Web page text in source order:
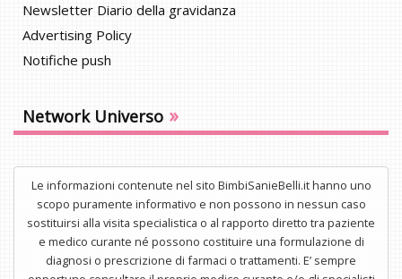
Newsletter Diario della gravidanza
Advertising Policy
Notifiche push
Network Universo »
Le informazioni contenute nel sito BimbiSanieBelli.it hanno uno
scopo puramente informativo e non possono in nessun caso
sostituirsi alla visita specialistica o al rapporto diretto tra paziente
e medico curante né possono costituire una formulazione di
diagnosi o prescrizione di farmaci o trattamenti. E’ sempre